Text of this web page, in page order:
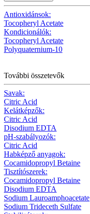
Antioxidánsok:
Tocopheryl Acetate
Kondicionálók:
Tocopheryl Acetate
Polyquaternium-10
További összetevők
Savak:
Citric Acid
Kelátképzők:
Citric Acid
Disodium EDTA
pH-szabályozók:
Citric Acid
Habképző anyagok:
Cocamidopropyl Betaine
Tisztítószerek:
Cocamidopropyl Betaine
Disodium EDTA
Sodium Lauroamphoacetate
Sodium Trideceth Sulfate